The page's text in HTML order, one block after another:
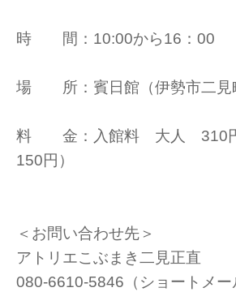
時 間：10:00から16：00
場 所：賓日館（伊勢市二見
料 金：入館料 大人 310円
150円）
＜お問い合わせ先＞
アトリエこぶまき二見正直
080-6610-5846（ショートメー